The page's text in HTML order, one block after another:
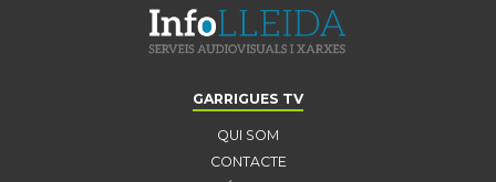
GARRIGUES TV
QUI SOM
CONTACTE